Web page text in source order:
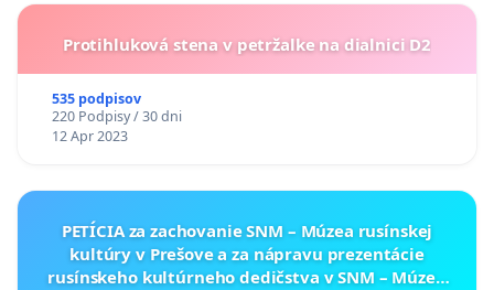
Protihluková stena v petržalke na dialnici D2
535 podpisov
220 Podpisy / 30 dni
12 Apr 2023
PETÍCIA za zachovanie SNM – Múzea rusínskej
kultúry v Prešove a za nápravu prezentácie
rusínskeho kultúrneho dedičstva v SNM – Múzeu